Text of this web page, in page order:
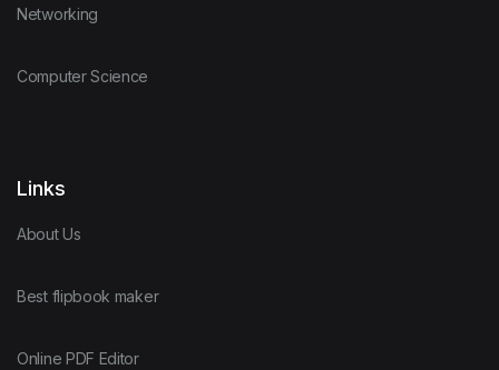
Networking
Computer Science
Links
About Us
Best flipbook maker
Online PDF Editor